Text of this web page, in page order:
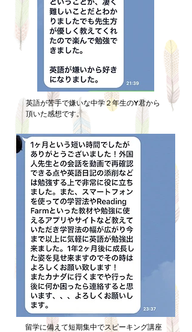
英語が苦手で嫌いな中学２年生のY君から
頂いた感想です。
留学に備えて短期集中でスピーキング講座